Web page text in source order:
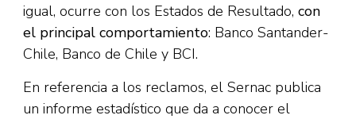
igual, ocurre con los Estados de Resultado, con
el principal comportamiento: Banco Santander-
Chile, Banco de Chile y BCI.
En referencia a los reclamos, el Sernac publica
un informe estadístico que da a conocer el